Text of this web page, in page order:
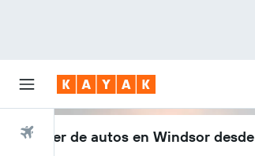
Vuelos
Alquiler de autos en Windsor desde